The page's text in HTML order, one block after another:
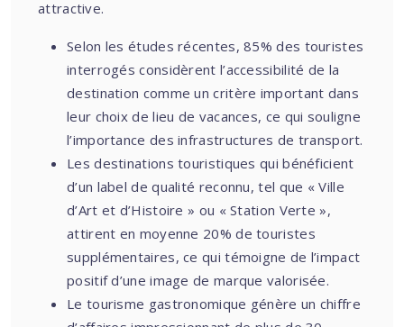
attractive.
Selon les études récentes, 85% des touristes
interrogés considèrent l’accessibilité de la
destination comme un critère important dans
leur choix de lieu de vacances, ce qui souligne
l’importance des infrastructures de transport.
Les destinations touristiques qui bénéficient
d’un label de qualité reconnu, tel que « Ville
d’Art et d’Histoire » ou « Station Verte »,
attirent en moyenne 20% de touristes
supplémentaires, ce qui témoigne de l’impact
positif d’une image de marque valorisée.
Le tourisme gastronomique génère un chiffre